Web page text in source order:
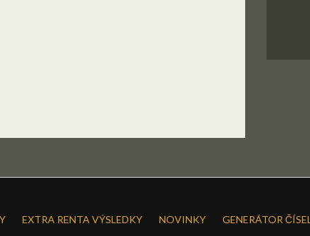
EXTRA RENTA VÝSLEDKY NOVINKY GENERÁTOR ČÍSEL